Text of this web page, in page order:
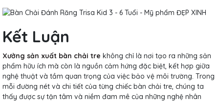
Kết Luận
Xưởng sản xuất bàn chải tre không chỉ là nơi tạo ra những sản
phẩm hữu ích mà còn là nguồn cảm hứng đặc biệt, kết hợp giữa
nghệ thuật và tầm quan trọng của việc bảo vệ môi trường. Trong
mỗi đường nét và chi tiết của từng chiếc bàn chải tre, chúng ta
thấy được sự tận tâm và niềm đam mê của những nghệ nhân